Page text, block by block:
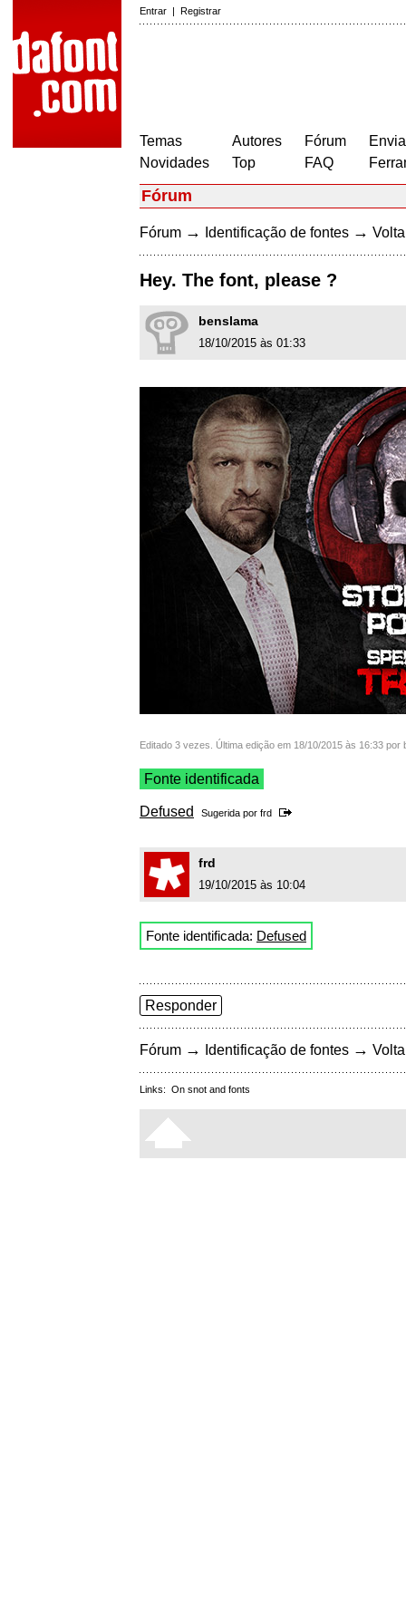
Entrar | Registrar
Temas
Novidades
Autores
Top
Fórum
FAQ
Fórum
Fórum → Identificação de fontes →
Hey. The font, please ?
benslama
18/10/2015 às 01:33
Editado 3 vezes. Última edição em 18/10/2015 às 16:33 por
Fonte identificada
Defused Sugerida por frd
frd
19/10/2015 às 10:04
Fonte identificada: Defused
Responder
Fórum → Identificação de fontes →
Links: On snot and fonts